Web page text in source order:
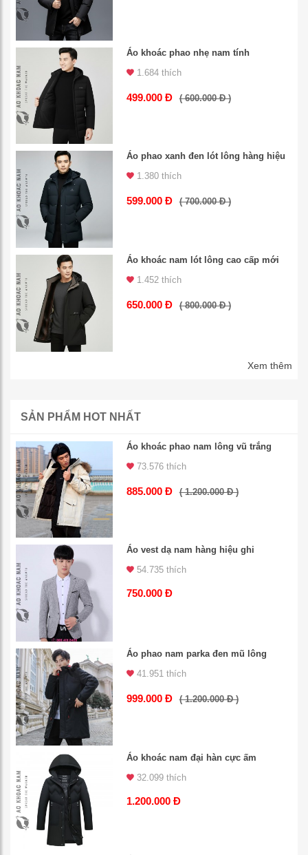
Áo khoác phao nhẹ nam tính
1.684 thích
499.000 Đ ( 600.000 Đ )
Áo phao xanh đen lót lông hàng hiệu
1.380 thích
599.000 Đ ( 700.000 Đ )
Áo khoác nam lót lông cao cấp mới
1.452 thích
650.000 Đ ( 800.000 Đ )
Xem thêm
SẢN PHẨM HOT NHẤT
Áo khoác phao nam lông vũ trắng
73.576 thích
885.000 Đ ( 1.200.000 Đ )
Áo vest dạ nam hàng hiệu ghi
54.735 thích
750.000 Đ
Áo phao nam parka đen mũ lông
41.951 thích
999.000 Đ ( 1.200.000 Đ )
Áo khoác nam đại hàn cực ấm
32.099 thích
1.200.000 Đ